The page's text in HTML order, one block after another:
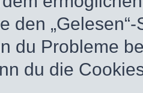
den
du Probleme
du die